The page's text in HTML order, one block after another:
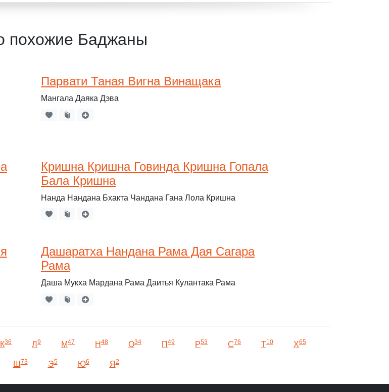
похожие Баджаны
Парвати Таная Вигна Винащака
Мангала Даяка Дэва
Кришна Кришна Говинда Кришна Гопала
Бала Кришна
Нанда Нандана Бхакта Чандана Гана Лола Кришна
Дашаратха Нандана Рама Дая Сагара
Рама
Даша Мукха Мардана Рама Даитья Кулантака Рама
К36 Л 9 М47 Н 48 О34 П 49 Р53 С76 Т10 Х65
Ш73 Э5 Ю6 Я2